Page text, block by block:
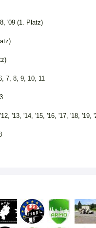
'09 (1. Platz)
7, 8, 9, 10, 11
'13, '14, '15, '16, '17, '18, '19,